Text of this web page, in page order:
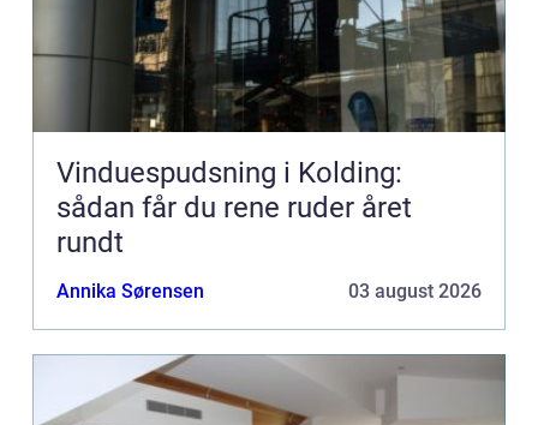
Vinduespudsning i Kolding:
sådan får du rene ruder året
rundt
Annika Sørensen 03 august 2026